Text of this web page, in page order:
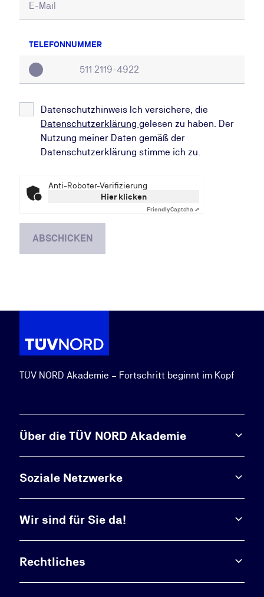
TELEFONNUMMER
Datenschutzhinweis Ich versichere, die
Datenschutzerklärung gelesen zu haben. Der
Nutzung meiner Daten gemäß der
Datenschutzerklärung stimme ich zu.
Anti-Roboter-Verifizierung
Hier klicken
FriendlyCaptcha ⇗
ABSCHICKEN
TÜV NORD Akademie – Fortschritt beginnt im Kopf
Über die TÜV NORD Akademie
Soziale Netzwerke
Wir sind für Sie da!
Rechtliches